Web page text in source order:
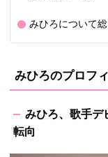
みひろについて
みひろのプロフ
みひろ、歌手デ
転向